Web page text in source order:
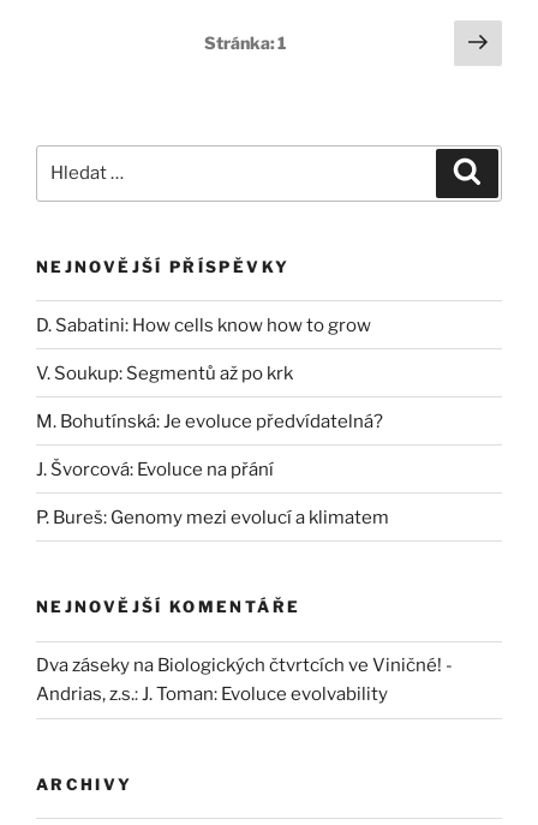
Stránka:1
Další
NEJNOVĚJŠÍ PŘÍSPĚVKY
D. Sabatini: How cells know how to grow
V. Soukup: Segmentů až po krk
M. Bohutínská: Je evoluce předvídatelná?
J. Švorcová: Evoluce na přání
P. Bureš: Genomy mezi evolucí a klimatem
NEJNOVĚJŠÍ KOMENTÁŘE
Dva záseky na Biologických čtvrtcích ve Viničné! -
Andrias, z.s.:J. Toman: Evoluce evolvability
ARCHIVY